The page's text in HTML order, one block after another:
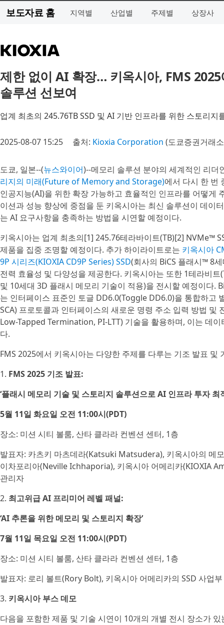
보도자료 홈 지역별 산업별 주제별 상장사
제한 없이 AI 확장… 키옥시아, FMS
솔루션 선보여
업계 최초의 245.76TB SSD 및 AI 기반 인프라를 위한 스토리지
2025-08-07 15:25 출처: Kioxia Corporation (도쿄증권거래
도쿄, 일본--(뉴스와이어)--메모리 솔루션 분야의 세계적인 리더
리지의 미래(Future of Memory and Storage)에서 다시 한 번
인공지능(AI)을 위한 확장 가능하고 효율적인 인프라를 어떻게
이션과 성능 향상에 중점을 둔 키옥시아는 최신 솔루션이 데이
는 AI 요구사항을 충족하는 방법을 시연할 예정이다.
키옥시아는 업계 최초의[1] 245.76테라바이트(TB)[2] NVMe™
제품을 집중 조명할 예정이다. 추가 하이라이트로는 키옥시아
9P 시리즈(KIOXIA CD9P Series) SSD(회사의 BiCS 플래시™ 8
전력 효율성 및 다양성을 제공한다. 키옥시아는 또한 1테라비
및 10세대 3D 플래시 메모리 기술이 적용)을 전시할 예정이다.
는 인터페이스 표준인 토글 DD6.0(Toggle DD6.0)을 통합하
SCA) 프로토콜과 인터페이스의 새로운 명령 주소 입력 방법
Low-Tapped Termination, PI-LTT) 기술을 활용하며, 이는 데
다.
FMS 2025에서 키옥시아는 다양한 주제를 다루는 기조 발표 및
1. FMS 2025 기조 발표:
‘플래시 메모리 기술 및 스토리지 솔루션으로 AI 인프라 투자 최
5월 11일 화요일 오전 11:00시(PDT)
장소: 미션 시티 볼룸, 산타 클라라 컨벤션 센터, 1층
발표자: 카츠키 마츠데라(Katsuki Matsudera), 키옥시아의 메
이차포리아(Neville Ichhaporia), 키옥시아 어메리카(KIOXIA
관리자
2. 최고위급 AI 프리미어 레벨 패널:
‘AI 추론을 위한 메모리 및 스토리지 확장’
7월 11일 목요일 오전 11:00시(PDT)
장소: 미션 시티 볼룸, 산타 클라라 컨벤션 센터, 1층
발표자: 로리 볼트(Rory Bolt), 키옥시아 어메리카의 SSD 사업
3. 키옥시아 부스 데모
다음을 포함한 제품 및 기술 시연이 10개의 개별 전시 장소가